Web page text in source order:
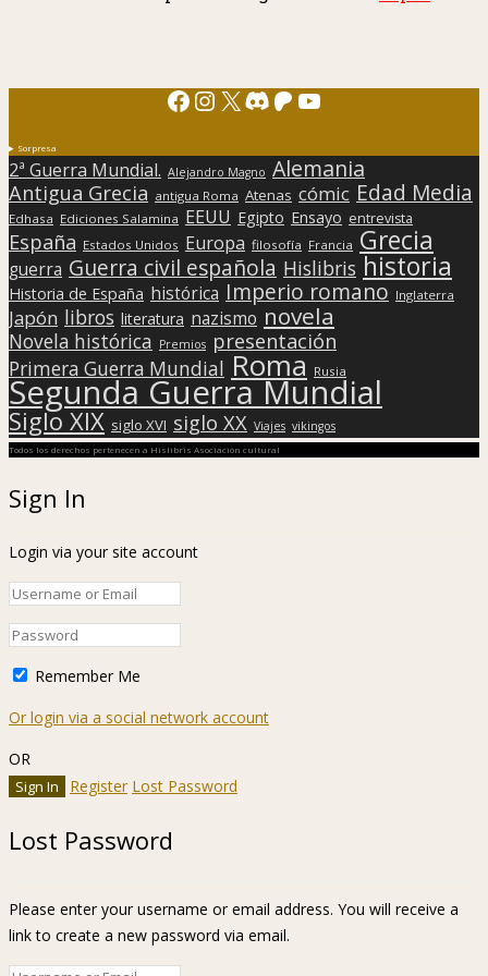
Facebook
Instagram
X Discord
Patreon
YouTube
Sorpresa
2ª Guerra Mundial. Alejandro Magno Alemania
Antigua Grecia antigua Roma Atenas cómic Edad Media
Edhasa Ediciones Salamina EEUU Egipto Ensayo entrevista
España Estados Unidos Europa filosofía Francia Grecia
guerra Guerra civil española Hislibris historia
Historia de España histórica Imperio romano Inglaterra
Japón libros literatura nazismo novela
Novela histórica Premios presentación
Primera Guerra Mundial Roma Rusia
Segunda Guerra Mundial
Siglo XIX siglo XVI siglo XX Viajes vikingos
Todos los derechos pertenecen a Hislibris Asociación cultural
Sign In
Login via your site account
Remember Me
Or login via a social network account
OR
Register Lost Password
Lost Password
Please enter your username or email address. You will receive a
link to create a new password via email.